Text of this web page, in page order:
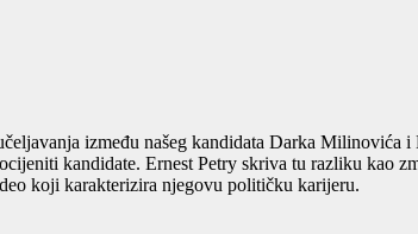
između našeg kandidata Darka Milinovića
kandidate. Ernest Petry skriva tu razliku kao
koji karakterizira njegovu političku karijeru.